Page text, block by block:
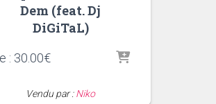
Dem (feat. Dj
DiGiTaL)
: 30.00€
Vendu par :Niko